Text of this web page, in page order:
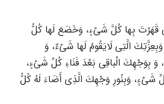
قَهَرْتَ بِها كُلَّ شَىْءٍ، وَخَضَعَ لَها كُلُّ
الَّتِى لَايَقُومُ لَها شَىْءٌ، وَ
بِوَجْهِكَ الْباقِى بَعْدَ فَنَاءِ كُلِّ شَىْءٍ،
شَىْءٍ، وَبِنُورِ وَجْهِكَ الَّذِى أَضَاءَ لَهُ كُلُّ